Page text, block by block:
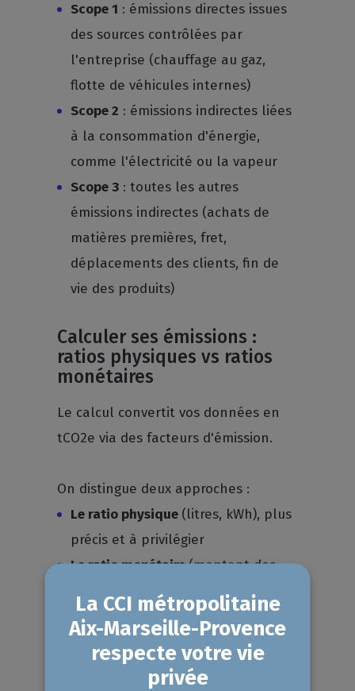
Scope 1 : émissions directes issues
des sources contrôlées par
l'entreprise (chauffage au gaz,
flotte de véhicules internes)
Scope 2 : émissions indirectes liées
à la consommation d'énergie,
comme l'électricité ou la vapeur
Scope 3 : toutes les autres
émissions indirectes (achats de
matières premières, fret,
déplacements des clients, fin de
vie des produits)
Calculer ses émissions :
ratios physiques vs ratios
monétaires
Le calcul convertit vos données en
tCO2e via des facteurs d'émission.
On distingue deux approches :
Le ratio physique (litres, kWh), plus
précis et à privilégier
Le ratio monétaire(montant des
factures), utilisé par défaut
En vous appuyant sur la base de
données de l’ADEME, vous donnerez